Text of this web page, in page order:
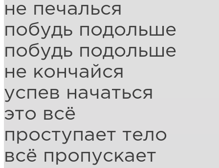
не печалься
побудь подольше
побудь подольше
не кончайся
успев начаться
это всё
проступает тело
всё пропускает